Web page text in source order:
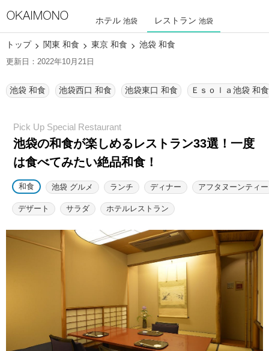
ホテル 池袋 レストラン 池袋
トップ 関東 和食 東京 和食 池袋 和食
更新日：2022年10月21日
池袋 和食 池袋西口 和食 池袋東口 和食 Ｅｓｏｌａ池袋 和食
池袋の和食が楽しめるレストラン33選！ 一度
は食べてみたい絶品和食！
和食 池袋 グルメ ランチ ディナー アフタヌーンティー
デザート サラダ ホテルレストラン